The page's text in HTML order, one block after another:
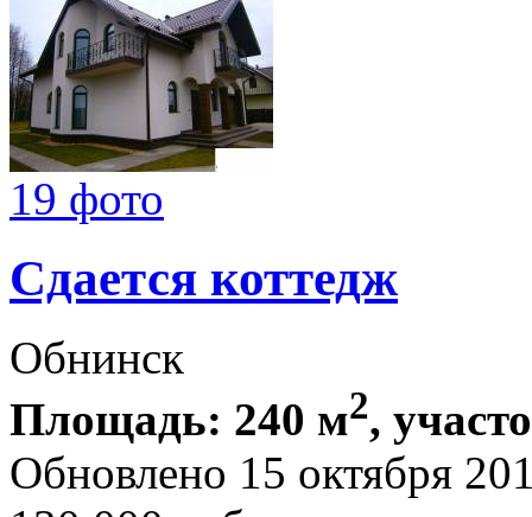
19 фото
Сдается коттедж
Обнинск
Площадь: 240 м2,
Обновлено 15 октября